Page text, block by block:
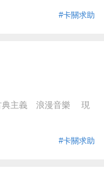
#卡關求助
典主義 浪漫音樂 現
#卡關求助